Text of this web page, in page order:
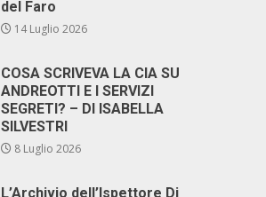
del Faro
14 Luglio 2026
COSA SCRIVEVA LA CIA SU
ANDREOTTI E I SERVIZI
SEGRETI? – DI ISABELLA
SILVESTRI
8 Luglio 2026
L’Archivio dell’Ispettore Di